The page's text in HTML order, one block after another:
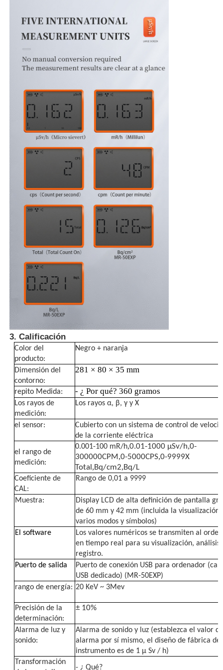
Contador de la partícula de polvo
Sensor de materia particulada
Dispositivo de control de la calidad del aire
Sistema de vigilancia de la calidad del aire exterior
Detector de iones negativos
Serie de instrumentos ultrasónicos de Taiwan Huibo
Termómetro de fibra óptica
Detector de emisividad infrarroja
3. Calificación
Color del
producto:
Negro + naranja
Dimensión del
contorno:
281 × 80 × 35 mm
repito Medida: - ¿ Por qué? 360 gramos
Los rayos de
medición:
Los rayos α, β, γ y Χ
el sensor:
Cubierto con un sistema de control de
de la corriente eléctrica
el rango de
medición:
0.001-100 mR/h,0.01-1000 μSv/h,0-
300000CPM ,0-5000CPS,0-9999X
Total ,Bq/cm2,Bq/L
Coeficiente de
CAL:
Rango de 0,01 a 9999
Muestra:
Display LCD de alta definición de pantalla
de 60 mm y 42 mm (incluida la visualización
varios modos y símbolos)
El software
Los valores numéricos se transmiten al
en tiempo real para su visualización, análisis
registro.
Puerto de salida
Puerto de conexión USB para ordenador
USB dedicado) (MR-50EXP)
rango de energía: 20 KeV ~ 3Mev
Precisión de la
determinación:
± 10%
Alarma de luz y
sonido:
Alarma de sonido y luz (establezca el valor
alarma por sí mismo, el diseño de fábrica del
instrumento es de 1 μ Sv / h)
Transformación
- ¿ Qué?